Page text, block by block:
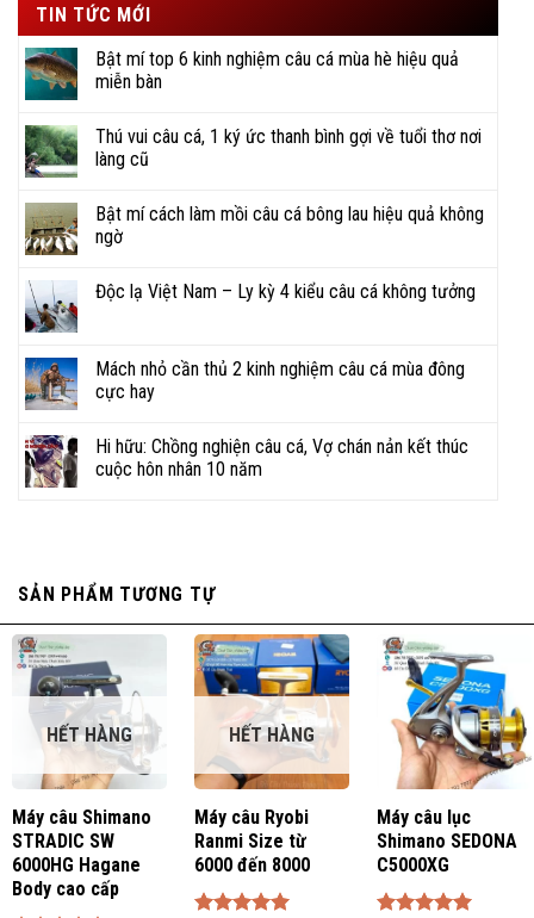
TIN TỨC MỚI
Bật mí top 6 kinh nghiệm câu cá mùa hè hiệu quả
miễn bàn
Thú vui câu cá, 1 ký ức thanh bình gợi về tuổi thơ nơi
làng cũ
Bật mí cách làm mồi câu cá bông lau hiệu quả không
ngờ
Độc lạ Việt Nam – Ly kỳ 4 kiểu câu cá không tưởng
Mách nhỏ cần thủ 2 kinh nghiệm câu cá mùa đông
cực hay
Hi hữu: Chồng nghiện câu cá, Vợ chán nản kết thúc
cuộc hôn nhân 10 năm
SẢN PHẨM TƯƠNG TỰ
HẾT HÀNG
Máy câu Shimano
STRADIC SW
6000HG Hagane
Body cao cấp
HẾT HÀNG
Máy câu Ryobi
Ranmi Size từ
6000 đến 8000
Máy câu lục
Shimano SEDONA
C5000XG